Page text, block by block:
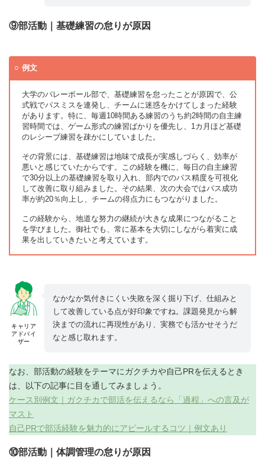
⑨部活動｜基礎練習の怠りが原因
例文
大学のバレーボール部で、基礎練習を怠ったことが原因で、公
式戦でパスミスを連発し、チームに迷惑をかけてしまった経験
があります。特に、毎週10時間ある練習のうち約2時間の自主練
習時間では、ゲーム形式の練習ばかりを優先し、1カ月ほど基礎
のレシーブ練習を疎かにしていました。
その背景には、基礎練習は地味で成長が実感しづらく、効率が
悪いと感じていたからです。この経験を機に、毎日の自主練習
で30分以上の基礎練習を取り入れ、部内でのパス精度を可視化
して改善に取り組みました。その結果、次の大会ではパス成功
率が約20％向上し、チームの得点力にもつながりました。
この経験から、地道な努力の継続が大きな成果につながること
を学びました。御社でも、常に基本を大切にしながら着実に成
果を出していきたいと考えています。
キャリア
アドバイ
ザー
なかなか気付きにくい失敗を深く掘り下げ、仕組みと
して改善している点が好印象ですね。課題発見から解
決までの流れに再現性があり、実務でも活かせそうだ
なと感じ取れます。
なお、部活動の経験をテーマにガクチカや自己PRを伝えるとき
は、以下の記事に目を通してみましょう。
ケース別例文｜ガクチカで部活を伝えるなら「過程」への言及が
マスト
自己PRで部活経験を魅力的にアピールするコツ｜例文あり
⑩部活動｜体調管理の怠りが原因